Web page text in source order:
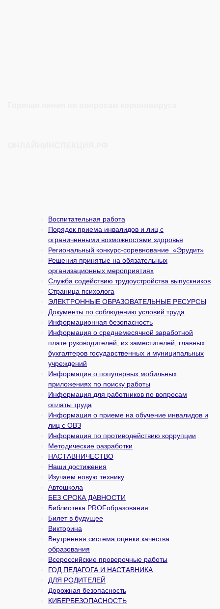
Воспитательная работа
Порядок приема инвалидов и лиц с
ограниченными возможностями здоровья
Региональный конкурс-соревнование «Эрудит»
Решения принятые на обязательных
организационных мероприятиях
Служба содействию трудоустройства выпускников
Страница психолога
ЭЛЕКТРОННЫЕ ОБРАЗОВАТЕЛЬНЫЕ РЕСУРСЫ
Документы по соблюдению условий труда
Информационная безопасность
Информация о среднемесячной заработной
плате руководителей, их заместителей, главных
бухгалтеров государственных и муни­ципальных
учреждений
Информация о популярных мобильных
приложениях по поиску работы
Информация для работников по вопросам
оплаты труда
Информация о приеме на обучение инвалидов и
лиц с ОВЗ
Информация по противодействию коррупции
Методические разработки
НАСТАВНИЧЕСТВО
Наши достижения
Изучаем новую технику
Автошкола
БЕЗ СРОКА ДАВНОСТИ
Библиотека PROFобразования
Билет в будущее
Викторина
Внутренняя система оценки качества
образования
Всероссийские проверочные работы
ГОД ПЕДАГОГА И НАСТАВНИКА
ДЛЯ РОДИТЕЛЕЙ
Дорожная безопасность
КИБЕРБЕЗОПАСНОСТЬ